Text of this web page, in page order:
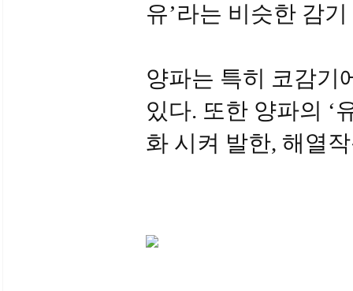
유’라는 비슷한 감
양파는 특히 코감기
있다. 또한 양파의 ‘
화 시켜 발한, 해열